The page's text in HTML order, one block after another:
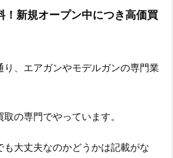
！新規オープン中につき高価買
り、エアガンやモデルガンの専門業
の専門でやっています。
も大丈夫なのかどうかは記載がな